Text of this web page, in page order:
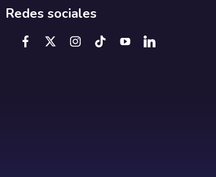
Redes sociales